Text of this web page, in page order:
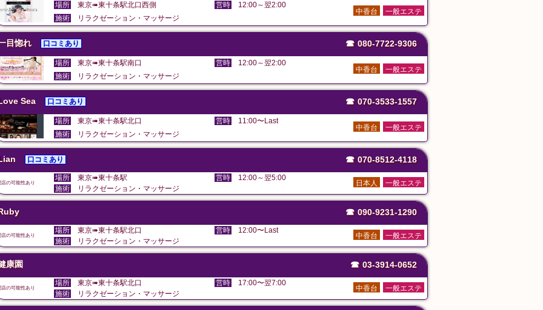
場所 東京➠東十条駅北口西側 営時 12:00～翌2:00
一般エステ
中香台
施術 リラクゼーション・マッサージ
目惚れ 口コミあり ☎ 080-7722-9306
場所 東京➠東十条駅南口 営時 12:00～翌2:00
一般エステ
中香台
施術 リラクゼーション・マッサージ
Sea 口コミあり ☎ 070-3533-1557
場所 東京➠東十条駅北口 営時 11:00〜Last
一般エステ
中香台
施術 リラクゼーション・マッサージ
口コミあり ☎ 070-8512-4118
店の可能性あり
場所 東京➠東十条駅 営時 12:00～翌5:00
一般エステ
日本人
施術 リラクゼーション・マッサージ
☎ 090-9231-1290
店の可能性あり
場所 東京➠東十条駅北口 営時 12:00〜Last
一般エステ
中香台
施術 リラクゼーション・マッサージ
康園 ☎ 03-3914-0652
店の可能性あり
場所 東京➠東十条駅北口 営時 17:00〜翌7:00
一般エステ
中香台
施術 リラクゼーション・マッサージ